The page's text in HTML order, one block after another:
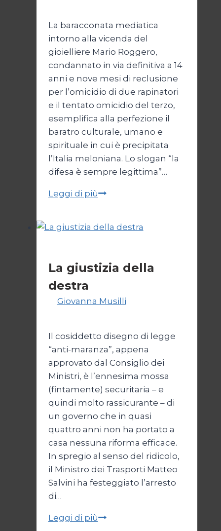
La baracconata mediatica
intorno alla vicenda del
gioielliere Mario Roggero,
condannato in via definitiva a 14
anni e nove mesi di reclusione
per l’omicidio di due rapinatori
e il tentato omicidio del terzo,
esemplifica alla perfezione il
baratro culturale, umano e
spirituale in cui è precipitata
l’Italia meloniana. Lo slogan “la
difesa è sempre legittima”…
Leggi di piùLa
è
La giustizia della
destra
Giovanna Musilli
Il cosiddetto disegno di legge
“anti-maranza”, appena
approvato dal Consiglio dei
Ministri, è l’ennesima mossa
(fintamente) securitaria – e
quindi molto rassicurante – di
un governo che in quasi
quattro anni non ha portato a
casa nessuna riforma efficace.
In spregio al senso del ridicolo,
il Ministro dei Trasporti Matteo
Salvini ha festeggiato l’arresto
di…
Leggi di piùLa